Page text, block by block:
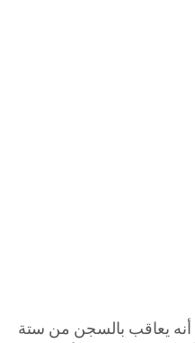
أنه يعاقب بالسجن من ستة